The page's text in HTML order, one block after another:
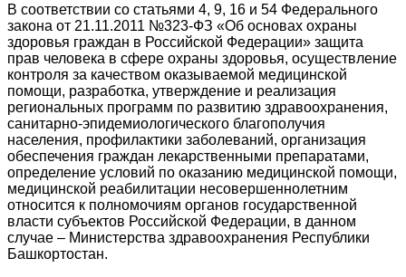
В соответствии со статьями 4, 9, 16 и 54 Федерального
закона от 21.11.2011 №323-ФЗ «Об основах охраны
здоровья граждан в Российской Федерации» защита
прав человека в сфере охраны здоровья, осуществление
контроля за качеством оказываемой медицинской
помощи, разработка, утверждение и реализация
региональных программ по развитию здравоохранения,
санитарно-эпидемиологического благополучия
населения, профилактики заболеваний, организация
обеспечения граждан лекарственными препаратами,
определение условий по оказанию медицинской помощи,
медицинской реабилитации несовершеннолетним
относится к полномочиям органов государственной
власти субъектов Российской Федерации, в данном
случае – Министерства здравоохранения Республики
Башкортостан.